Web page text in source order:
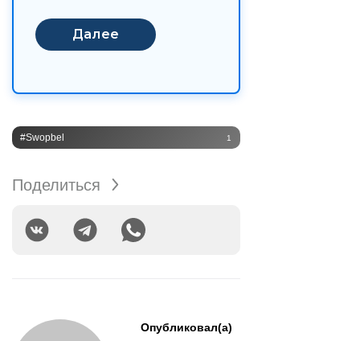
#Swopbel 1
Поделиться
Опубликовал(а)